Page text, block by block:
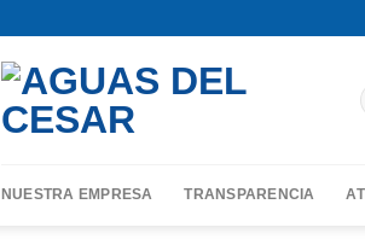
NUESTRA EMPRESA TRANSPARENCIA